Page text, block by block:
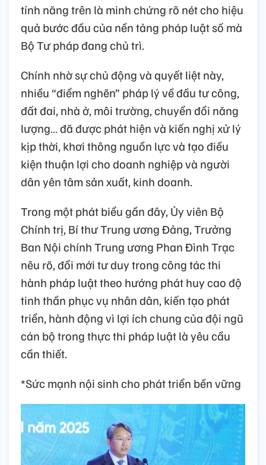
tính năng trên là minh chứng rõ nét cho hiệu
quả bước đầu của nền tảng pháp luật số mà
Bộ Tư pháp đang chủ trì.
Chính nhờ sự chủ động và quyết liệt này,
nhiều “điểm nghẽn” pháp lý về đầu tư công,
đất đai, nhà ở, môi trường, chuyển đổi năng
lượng… đã được phát hiện và kiến nghị xử lý
kịp thời, khơi thông nguồn lực và tạo điều
kiện thuận lợi cho doanh nghiệp và người
dân yên tâm sản xuất, kinh doanh.
Trong một phát biểu gần đây, Ủy viên Bộ
Chính trị, Bí thư Trung ương Đảng, Trưởng
Ban Nội chính Trung ương Phan Đình Trạc
nêu rõ, đổi mới tư duy trong công tác thi
hành pháp luật theo hướng phát huy cao độ
tinh thần phục vụ nhân dân, kiến tạo phát
triển, hành động vì lợi ích chung của đội ngũ
cán bộ trong thực thi pháp luật là yêu cầu
cần thiết.
*Sức mạnh nội sinh cho phát triển bền vững